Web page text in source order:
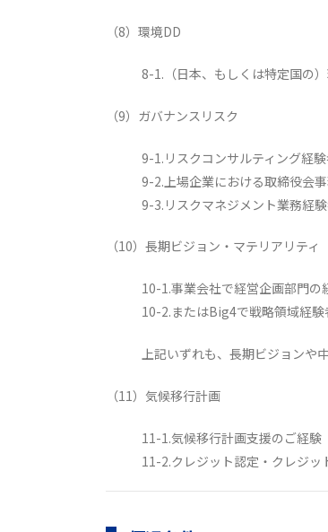
（8）環境DD
8-1.（日本、もしくは特定国の
（9）ガバナンスリスク
9-1.リスクコンサルティング経
9-2.上場企業における取締役会
9-3.リスクマネジメント業務経験
（10）長期ビジョン・マテリアリティ
10-1.事業会社で経営企画部門の
10-2.またはBig4で戦略領域経験
上記いずれも、長期ビジョンや
（11）気候移行計画
11-1.気候移行計画支援のご経験
11-2.クレジット認定・クレジ